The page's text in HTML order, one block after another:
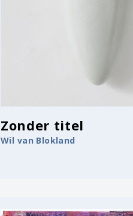
Zonder titel
Wil van Blokland